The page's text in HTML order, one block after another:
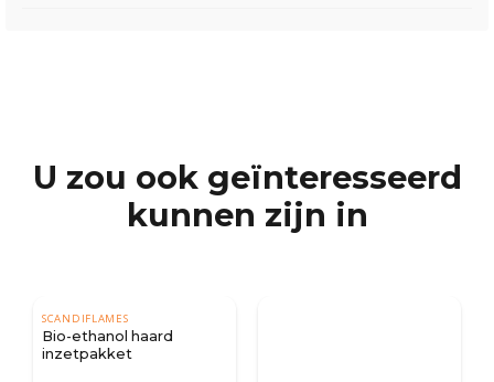
U zou ook geïnteresseerd
kunnen zijn in
SCANDIFLAMES
Bio-ethanol haard
inzetpakket